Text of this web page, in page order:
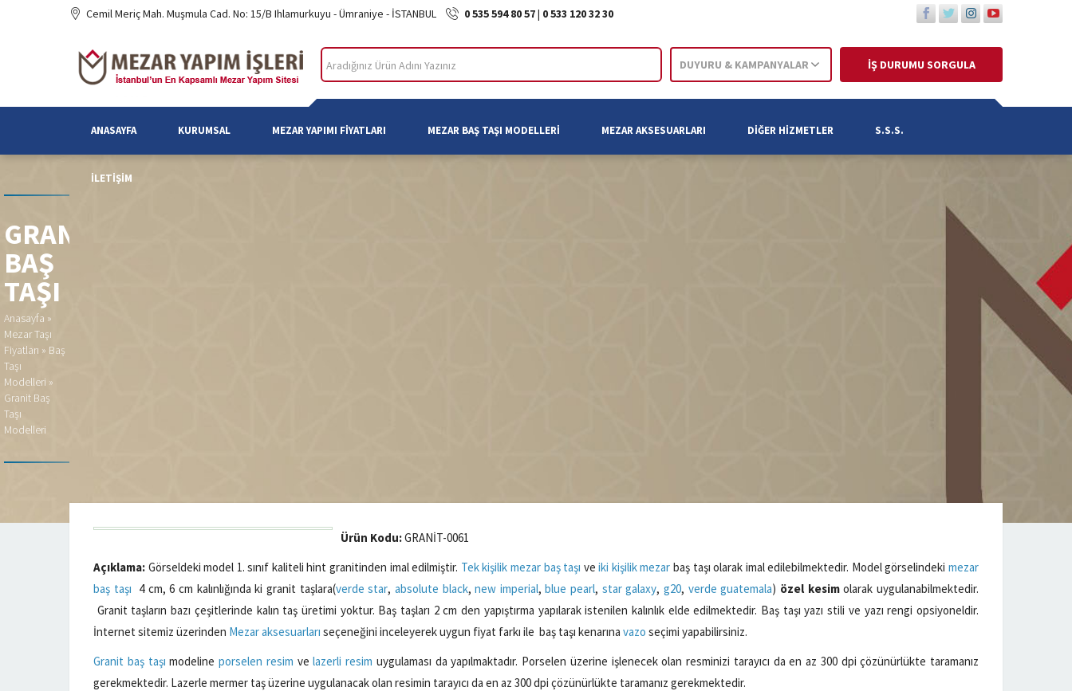
Cemil Meriç Mah. Muşmula Cad. No: 15/B Ihlamurkuyu - Ümraniye - İSTANBUL 0 535 594 80 57| 0 533 120 32 30
DUYURU & KAMPANYALAR İŞ DURUMU SORGULA
ANASAYFA KURUMSAL MEZAR YAPIMI FIYATLARI MEZAR BAŞ TAŞI MODELLERI MEZAR AKSESUARLARI DIĞER HIZMETLER S.S.S.
İLETIŞIM
GRANIT
BAŞ
TAŞI
Anasayfa »
Mezar Taşı
Fiyatları » Baş
Taşı
Modelleri »
Granit Baş
Taşı
Modelleri
Ürün Kodu:GRANİT-0061
Açıklama: Görseldeki model 1. sınıf kaliteli hint granitinden imal edilmiştir. Tek kişilik mezar baş taşı veiki kişilik mezar baş taşı olarak imal edilebilmektedir. Model görselindekimezar
baş taşı 4 cm, 6 cm kalınlığında ki granit taşlara(verde star, absolute black,new imperial,blue pearl, star galaxy,g20, verde guatemala) özel kesimolarak uygulanabilmektedir.
Granit taşların bazı çeşitlerinde kalın taş üretimi yoktur. Baş taşları 2 cm den yapıştırma yapılarak istenilen kalınlık elde edilmektedir. Baş taşı yazı stili ve yazı rengi opsiyoneldir.
İnternet sitemiz üzerinden Mezar aksesuarları seçeneğini inceleyerek uygun fiyat farkı ile baş taşı kenarına vazo seçimi yapabilirsiniz.
Granit baş taşı modeline porselen resim velazerli resim uygulaması da yapılmaktadır. Porselen üzerine işlenecek olan resminizi tarayıcı da en az 300 dpi çözünürlükte taramanız
gerekmektedir. Lazerle mermer taş üzerine uygulanacak olan resimin tarayıcı da en az 300 dpi çözünürlükte taramanız gerekmektedir.